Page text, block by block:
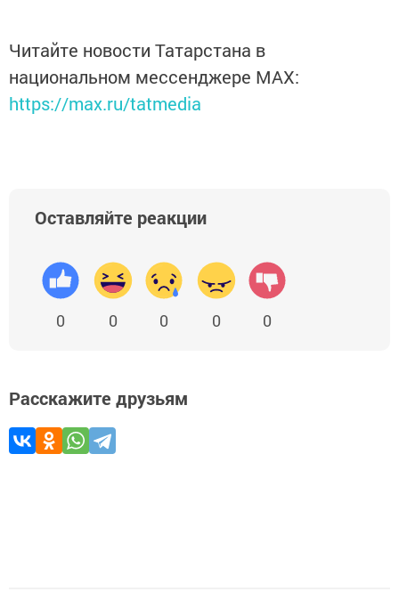
Читайте новости Татарстана в
национальном мессенджере MАХ:
https://max.ru/tatmedia
Оставляйте реакции
0 0 0 0 0
Расскажите друзьям